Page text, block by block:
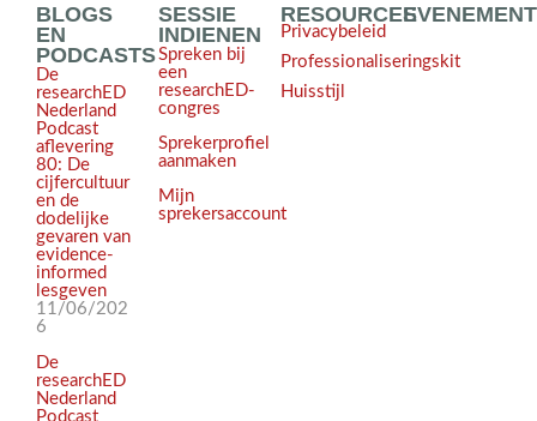
BLOGS
EN
PODCASTS
De
researchED
Nederland
Podcast
aflevering
80: De
cijfercultuur
en de
dodelijke
gevaren van
evidence-
informed
lesgeven
11/06/202
6
De
researchED
Nederland
Podcast
SESSIE
INDIENEN
Spreken bij
een
researchED-
congres
Sprekerprofiel
aanmaken
Mijn
sprekersaccount
RESOURCES
Privacybeleid
Professionaliseringskit
Huisstijl